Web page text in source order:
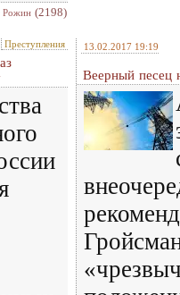
Рожин (2198)
Преступления 13.02.2017 19:19
Веерный песец